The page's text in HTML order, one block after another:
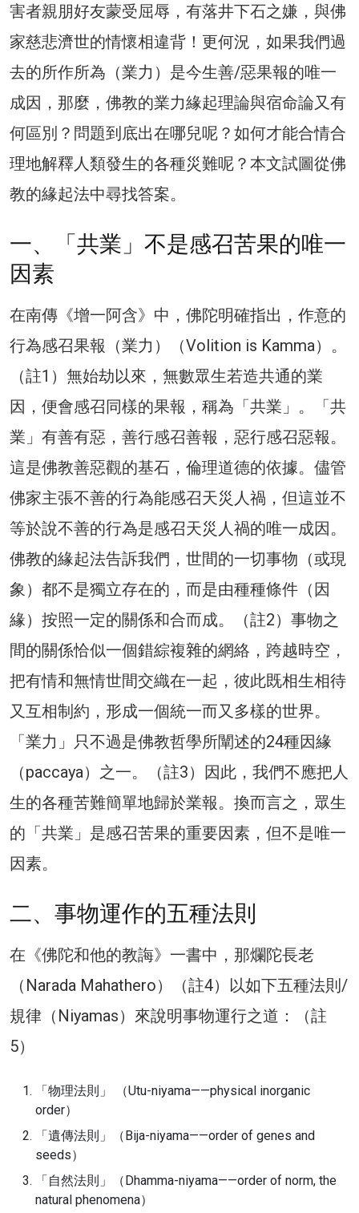
害者親朋好友蒙受屈辱，有落井下石之嫌，與佛
家慈悲濟世的情懷相違背！更何況，如果我們過
去的所作所為（業力）是今生善/惡果報的唯一
成因，那麼，佛教的業力緣起理論與宿命論又有
何區別？問題到底出在哪兒呢？如何才能合情合
理地解釋人類發生的各種災難呢？本文試圖從佛
教的緣起法中尋找答案。
一、「共業」不是感召苦果的唯一
因素
在南傳《增一阿含》中，佛陀明確指出，作意的
行為感召果報（業力）（Volition is Kamma）。
（註1）無始劫以來，無數眾生若造共通的業
因，便會感召同樣的果報，稱為「共業」。「共
業」有善有惡，善行感召善報，惡行感召惡報。
這是佛教善惡觀的基石，倫理道德的依據。儘管
佛家主張不善的行為能感召天災人禍，但這並不
等於說不善的行為是感召天災人禍的唯一成因。
佛教的緣起法告訴我們，世間的一切事物（或現
象）都不是獨立存在的，而是由種種條件（因
緣）按照一定的關係和合而成。（註2）事物之
間的關係恰似一個錯綜複雜的網絡，跨越時空，
把有情和無情世間交織在一起，彼此既相生相待
又互相制約，形成一個統一而又多樣的世界。
「業力」只不過是佛教哲學所闡述的24種因緣
（paccaya）之一。（註3）因此，我們不應把人
生的各種苦難簡單地歸於業報。換而言之，眾生
的「共業」是感召苦果的重要因素，但不是唯一
因素。
二、事物運作的五種法則
在《佛陀和他的教誨》一書中，那爛陀長老
（Narada Mahathero）（註4）以如下五種法則/
規律（Niyamas）來說明事物運行之道：（註
5）
「物理法則」 （Utu-niyama——physical inorganic
order）
「遺傳法則」（Bija-niyama——order of genes and
seeds）
「自然法則」（Dhamma-niyama——order of norm, the
natural phenomena）